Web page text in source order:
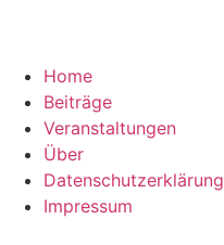
Home
Beiträge
Veranstaltungen
Über
Datenschutzerklärung
Impressum